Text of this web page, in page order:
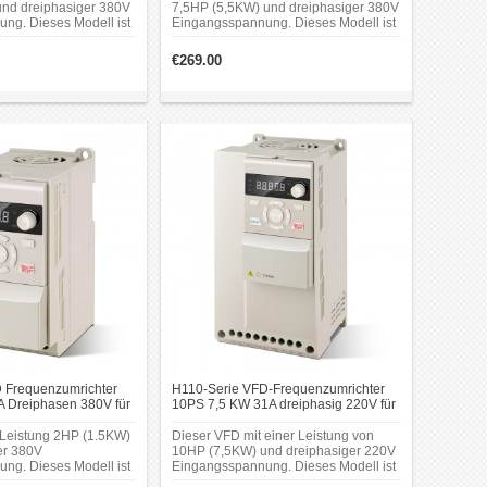
für 1 Phasen / 3 Phasen sollten entsprechend der
dreiphasiger 380V
Dieses Modell ist
7,5HP (5,5KW) und dreiphasiger 380V
Eingangsspannung. Dieses Modell ist
konzipiert.
€269.00
Frequenzumrichter
Dreiphasen 380V für
2HP (1.5KW)
380V
Dieses Modell ist
H110-Serie VFD-Frequenzumrichter
10PS 7,5 KW 31A dreiphasig 220V für
Dieser VFD mit einer Leistung von
10HP (7,5KW) und dreiphasiger 220V
Eingangsspannung. Dieses Modell ist